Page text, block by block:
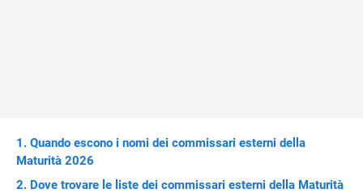
Quando escono i nomi dei commissari esterni della
Maturità 2026
Dove trovare le liste dei commissari esterni della Maturità